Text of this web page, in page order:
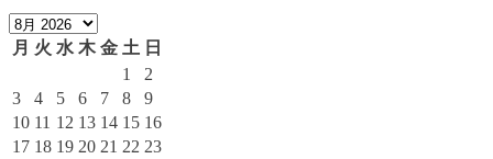
月 火 水 木 金 土 日
1
2
3
4 5 6 7 8
9
10 11 12 13 14 15 16
17 18 19 20 21 22 23